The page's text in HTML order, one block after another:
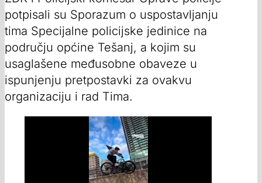
potpisali su Sporazum o uspostavljanju
tima Specijalne policijske jedinice na
području općine Tešanj, a kojim su
usaglašene međusobne obaveze u
ispunjenju pretpostavki za ovakvu
organizaciju i rad Tima.